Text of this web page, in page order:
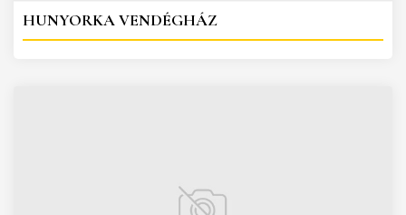
HUNYORKA VENDÉGHÁZ